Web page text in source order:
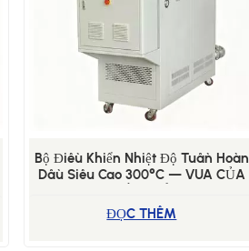
Bộ Điều Khiển Nhiệt Độ Tuần Hoàn
Dầu Siêu Cao 300°C — VUA CỦA
ĐỌC THÊM